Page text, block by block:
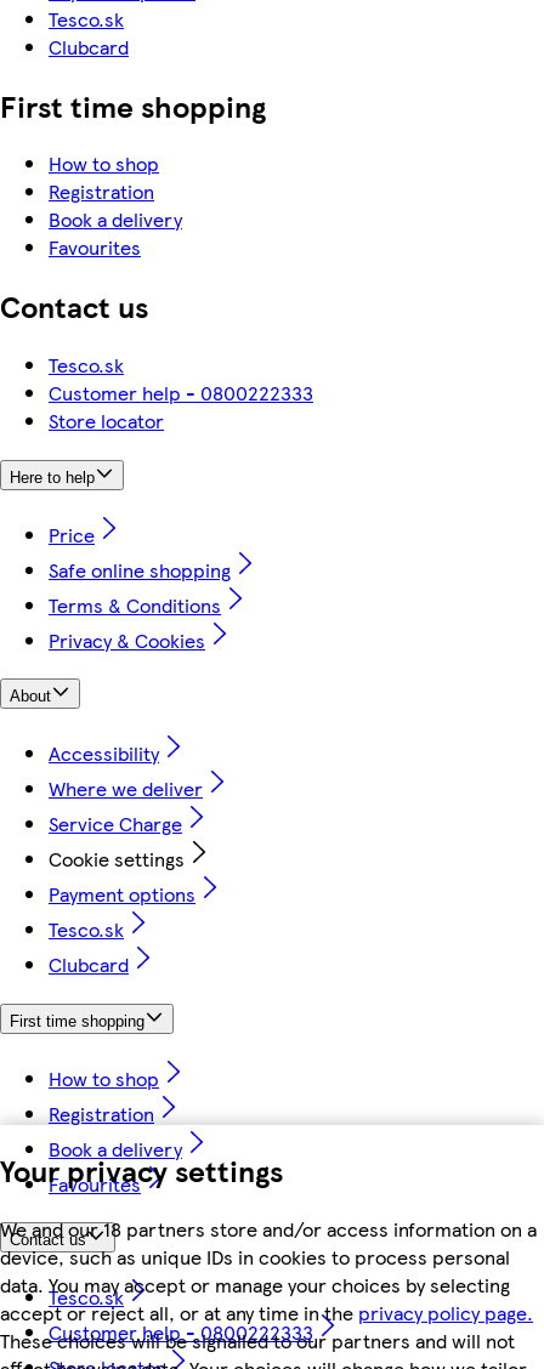
Your privacy settings
We and our 18 partners store and/or access information on a
device, such as unique IDs in cookies to process personal
data. You may accept or manage your choices by selecting
accept or reject all, or at any time in the privacy policy page.
These choices will be signalled to our partners and will not
Tesco.sk
Clubcard
First time shopping
How to shop
Registration
Book a delivery
Favourites
Contact us
Tesco.sk
Customer help - 0800222333
Store locator
Here to help
Price
Safe online shopping
Terms & Conditions
Privacy & Cookies
About
Accessibility
Where we deliver
Service Charge
Cookie settings
Payment options
Tesco.sk
Clubcard
First time shopping
How to shop
Registration
Book a delivery
Favourites
Contact us
Tesco.sk
Customer help - 0800222333